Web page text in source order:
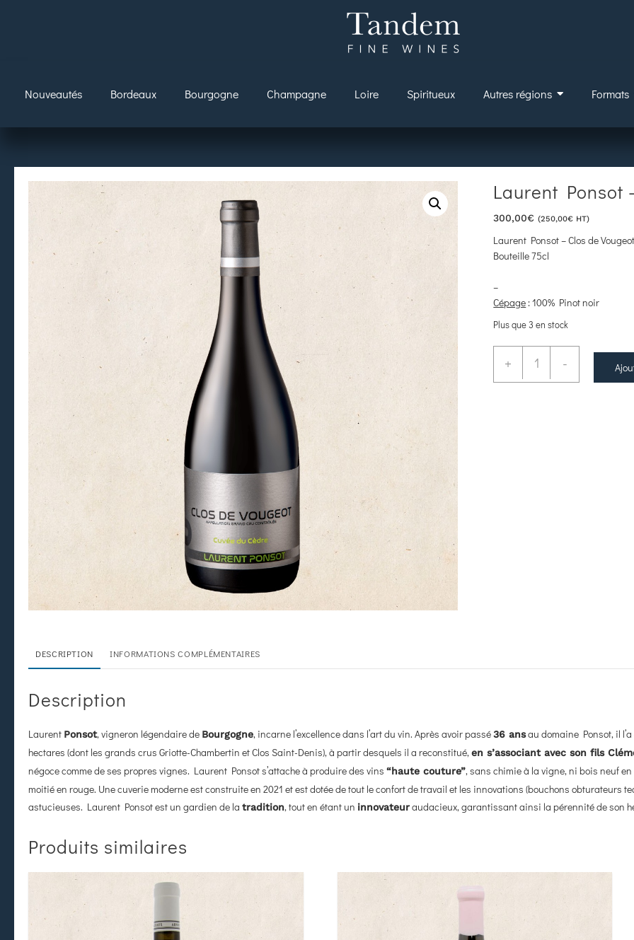
Nouveautés Bordeaux Bourgogne Champagne Loire Spiritueux Autres régions Formats
Laurent Ponsot
300,00€ (250,00€ HT)
Laurent Ponsot – Clos de
Bouteille 75cl
–
Cépage : 100% Pinot noir
Plus que 3 en stock
+ -
DESCRIPTION INFORMATIONS COMPLÉMENTAIRES
Description
Laurent Ponsot, vigneron légendaire de Bourgogne, incarne l’excellence dans l’art du vin. Après avoir passé36 ansau domaine Ponsot, il
hectares (dont les grands crus Griotte-Chambertin et Clos Saint-Denis), à partir desquels il a reconstitué,en s’associant avec son fils
négoce comme de ses propres vignes. Laurent Ponsot s’attache à produire des vins “haute couture”, sans chimie à la vigne, ni bois neuf
moitié en rouge. Une cuverie moderne est construite en 2021 et est dotée de tout le confort de travail et les innovations (bouchons obturateurs
astucieuses. Laurent Ponsot est un gardien de la tradition, tout en étant un innovateuraudacieux, garantissant ainsi la pérennité de son
Produits similaires